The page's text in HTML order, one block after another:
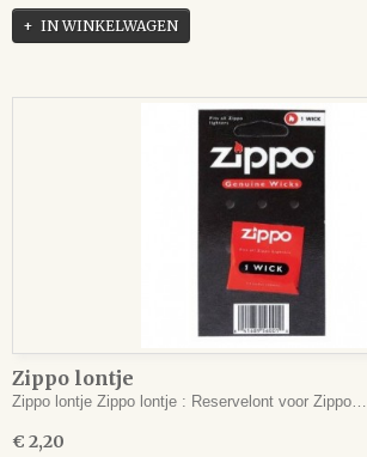
IN WINKELWAGEN
Zippo lontje
Zippo lontje Zippo lontje : Reservelont voor Zippo…
€ 2,20